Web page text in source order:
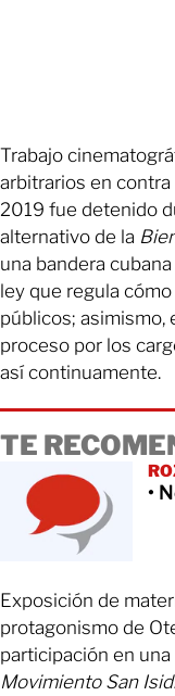
Trabajo
arbitrarios en
2019 fue detenido
alternativo de la
una bandera
ley que regula
públicos; asimismo,
proceso por los
así continuamente.
TE
•
Exposición de
protagonismo de
participación en
Movimiento San